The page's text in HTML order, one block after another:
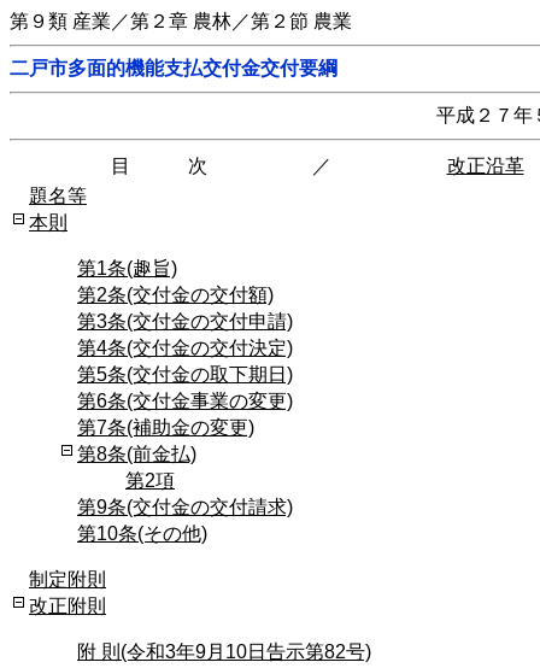
第９類 産業／第２章 農林／第２節 農業
二戸市多面的機能支払交付金交付要綱
平成２７年
目 次 ／
改正沿革
題名等
本則
第1条(趣旨)
第2条(交付金の交付額)
第3条(交付金の交付申請)
第4条(交付金の交付決定)
第5条(交付金の取下期日)
第6条(交付金事業の変更)
第7条(補助金の変更)
第8条(前金払)
第2項
第9条(交付金の交付請求)
第10条(その他)
制定附則
改正附則
附 則(令和3年9月10日告示第82号)